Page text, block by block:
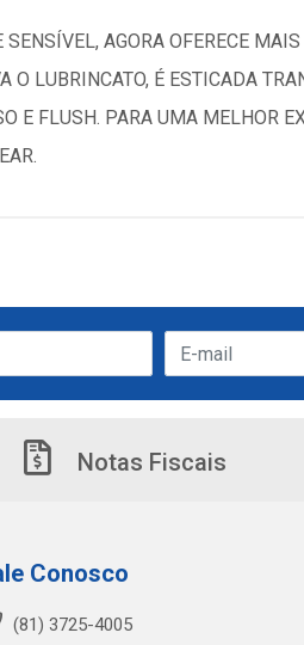
AGORA OFERECE
O LUBRINCATO, É ESTICADA
E FLUSH. PARA UMA MELHOR
Notas Fiscais
Conosco
(81) 3725-4005